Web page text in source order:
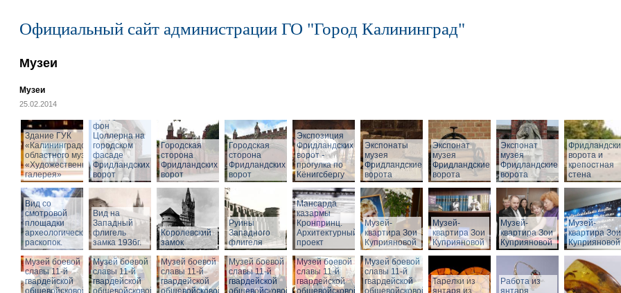
Официальный сайт администрации ГО "Город Калининград"
Музеи
Музеи
25.02.2014
Здание ГУК
«Калининградского
областного музея
«Художественная
галерея»
фон
Цоллерна на
городском
фасаде
Фридландских
ворот
Городская
сторона
Фридландских
ворот
Городская
сторона
Фридландских
ворот
Экспозиция
Фридландских
ворот -
прогулка по
Кёнигсбергу
Экспонаты
музея
Фридландские
ворота
Экспонат
музея
Фридландские
ворота
Экспонат
музея
Фридландские
ворота
ворота и
крепостная
стена
Вид со
смотровой
площадки
археологических
раскопок.
Вид на
Западный
флигель
замка 1936г.
Королевский
замок
Руины
Западного
флигеля
Мансарда
казармы
Кронпринц.
Архитектурный
проект
Музей-
квартира Зои
Куприяновой
Музей-
квартира Зои
Куприяновой
Музей-
квартира Зои
Куприяновой
Музей-
квартира Зои
Куприяновой
Музей боевой
славы 11-й
гвардейской
Музей боевой
славы 11-й
гвардейской
Музей боевой
славы 11-й
гвардейской
Музей боевой
славы 11-й
гвардейской
Музей боевой
славы 11-й
гвардейской
Музей боевой
славы 11-й
гвардейской
Тарелки из
Работа из